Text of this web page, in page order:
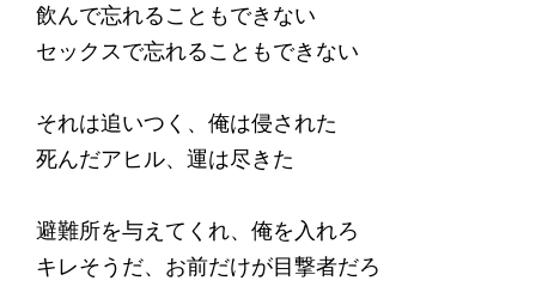
飲んで忘れることもできない
セックスで忘れることもできない
それは追いつく、俺は侵された
死んだアヒル、運は尽きた
避難所を与えてくれ、俺を入れろ
キレそうだ、お前だけが目撃者だろ